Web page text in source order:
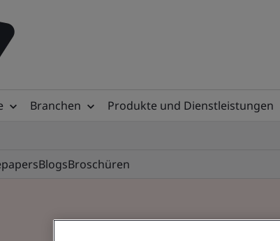
Branchen Produkte und Dienstleistungen
BlogsBroschüren